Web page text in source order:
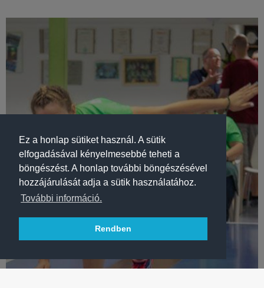
Ez a honlap sütiket használ. A sütik
elfogadásával kényelmesebbé teheti a
böngészést. A honlap további böngészésével
hozzájárulását adja a sütik használatához.
További információ.
Rendben